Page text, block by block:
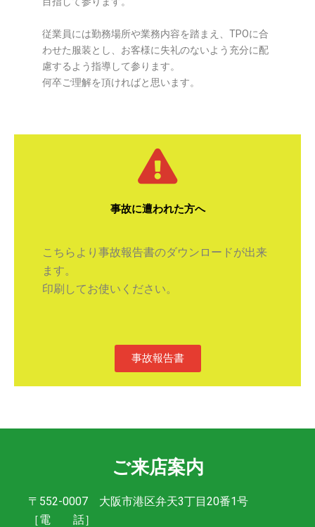
従業員には勤務場所や業務内容を踏まえ、TPOに合
わせた服装とし、お客様に失礼のないよう充分に配
慮するよう指導して参ります。
何卒ご理解を頂ければと思います。
事故に遭われた方へ
こちらより事故報告書のダウンロードが出来
ます。
印刷してお使いください。
事故報告書
ご来店案内
〒552-0007 大阪市港区弁天3丁目20番1号
［電 話］